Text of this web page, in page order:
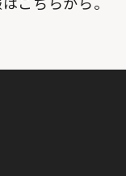
こちらから。